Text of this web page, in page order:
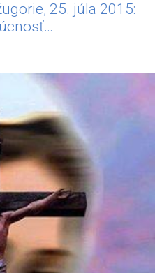
25. júla 2015: